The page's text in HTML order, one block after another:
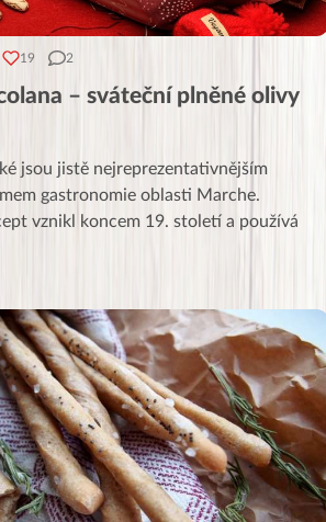
19 2
– sváteční plněné olivy
jsou jistě nejreprezentativnějším
gastronomie oblasti Marche.
vznikl koncem 19. století a používá